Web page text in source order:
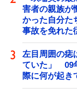
害者の親族
かった自分
事故を免れた
左目周囲の痣
ていた」 09
際に何が起き